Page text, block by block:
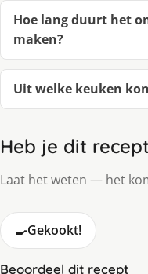
Hoe lang duurt het
maken?
Uit welke keuken
Heb je dit
Laat het weten — het
🍳Gekookt!
Beoordeel dit recept